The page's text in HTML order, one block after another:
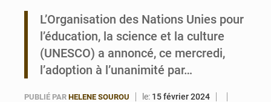
Porto‑Novo : un camion de produits pétroliers embrase Avakpa
L’Organisation des Nations Unies pour
l’éducation, la science et la culture
(UNESCO) a annoncé, ce mercredi,
l’adoption à l’unanimité par…
PUBLIÉ PAR HELENE SOUROU le: 15 février 2024